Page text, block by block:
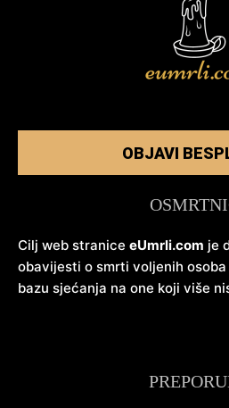
OBJAVI
Cilj web stranice eUmrli.com je
obavijesti o smrti voljenih
bazu sjećanja na one koji više